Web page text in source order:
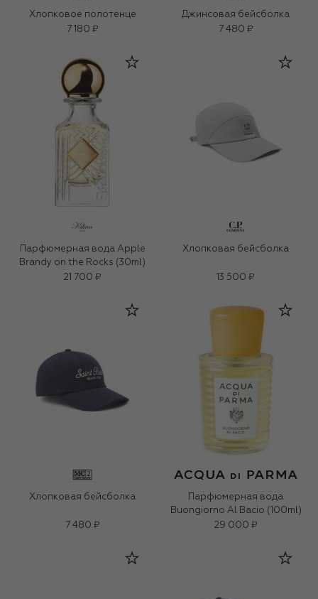
Хлопковое полотенце
7 180 ₽
Джинсовая бейсболка
7 480 ₽
Парфюмерная вода Apple
Brandy on the Rocks (30ml)
21 700 ₽
Хлопковая бейсболка
13 500 ₽
Хлопковая бейсболка
7 480 ₽
Парфюмерная вода
Buongiorno Al Bacio (100ml)
29 000 ₽